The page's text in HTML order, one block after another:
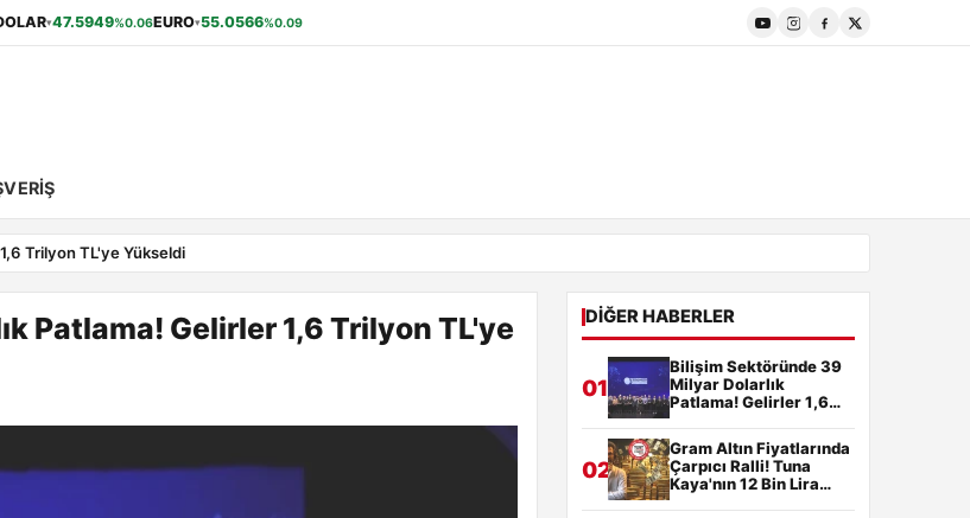
▾47.5949%0.06EURO▾55.0566%0.09
Trilyon TL'ye Yükseldi
Patlama! Gelirler 1,6 Trilyon TL'ye
DIĞER HABERLER
01
Bilişim Sektöründe 39
Milyar Dolarlık
Patlama! Gelirler 1,6
02
Gram Altın Fiyatlarında
Çarpıcı Ralli! Tuna
Kaya'nın 12 Bin Lira